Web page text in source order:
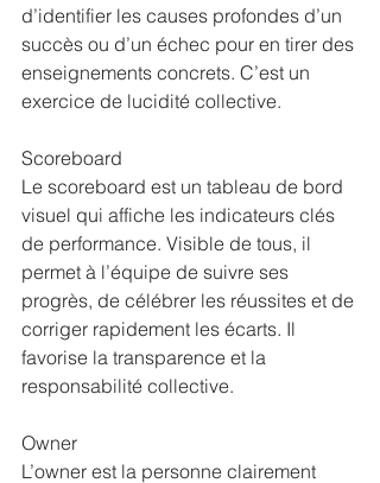
d’identifier les causes profondes d’un
succès ou d’un échec pour en tirer des
enseignements concrets. C’est un
exercice de lucidité collective.
Scoreboard
Le scoreboard est un tableau de bord
visuel qui affiche les indicateurs clés
de performance. Visible de tous, il
permet à l’équipe de suivre ses
progrès, de célébrer les réussites et de
corriger rapidement les écarts. Il
favorise la transparence et la
responsabilité collective.
Owner
L’owner est la personne clairement